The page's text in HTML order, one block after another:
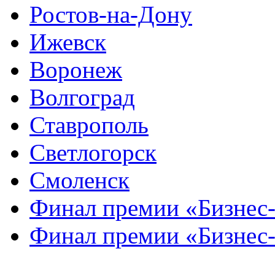
Ростов-на-Дону
Ижевск
Воронеж
Волгоград
Ставрополь
Светлогорск
Смоленск
Финал премии
Финал премии